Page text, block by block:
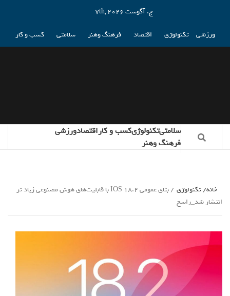
ج. آگوست 7th, 2026
ورزشی تکنولوژی اقتصاد فرهنگ وهنر سلامتی کسب و کار
سلامتیتکنولوژیکسب و کاراقتصادورزشی
فرهنگ وهنر
خانه تکنولوژی
بتای عمومی IOS 18.2 با قابلیت‌های هوش مصنوعی زیاد تر
انتشار شد_راسخ